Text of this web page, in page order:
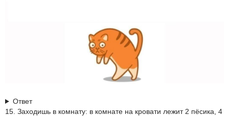
Ответ
15. Заходишь в комнату: в комнате на кровати лежит 2 пёсика, 4